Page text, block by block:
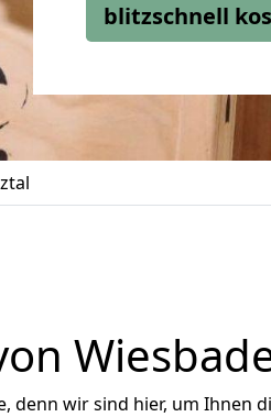
blitzschnell
denn wir sind hier, um Ihnen